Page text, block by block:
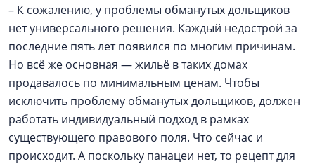
– К сожалению, у проблемы обманутых дольщиков
нет универсального решения. Каждый недострой за
последние пять лет появился по многим причинам.
Но всё же основная — жильё в таких домах
продавалось по минимальным ценам. Чтобы
исключить проблему обманутых дольщиков, должен
работать индивидуальный подход в рамках
существующего правового поля. Что сейчас и
происходит. А поскольку панацеи нет, то рецепт для